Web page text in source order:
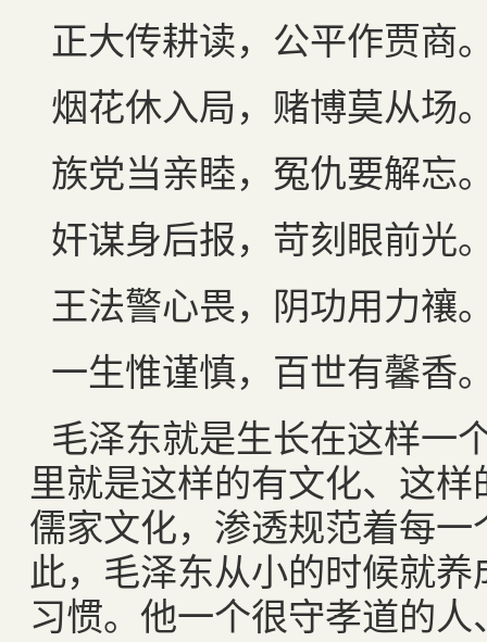
正大传耕读，公平作贾商
烟花休入局，赌博莫从场
族党当亲睦，冤仇要解忘
奸谋身后报，苛刻眼前光
王法警心畏，阴功用力禳
一生惟谨慎，百世有馨香
毛泽东就是生长在这样一
里就是这样的有文化、这
儒家文化，渗透规范着每
此，毛泽东从小的时候就
习惯。他一个很守孝道的